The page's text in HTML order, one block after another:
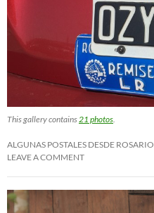
This gallery contains 21 photos
ALGUNAS POSTALES DESDE ROSARIO
LEAVE A COMMENT